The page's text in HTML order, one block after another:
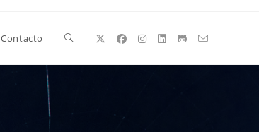
Contacto Alternar